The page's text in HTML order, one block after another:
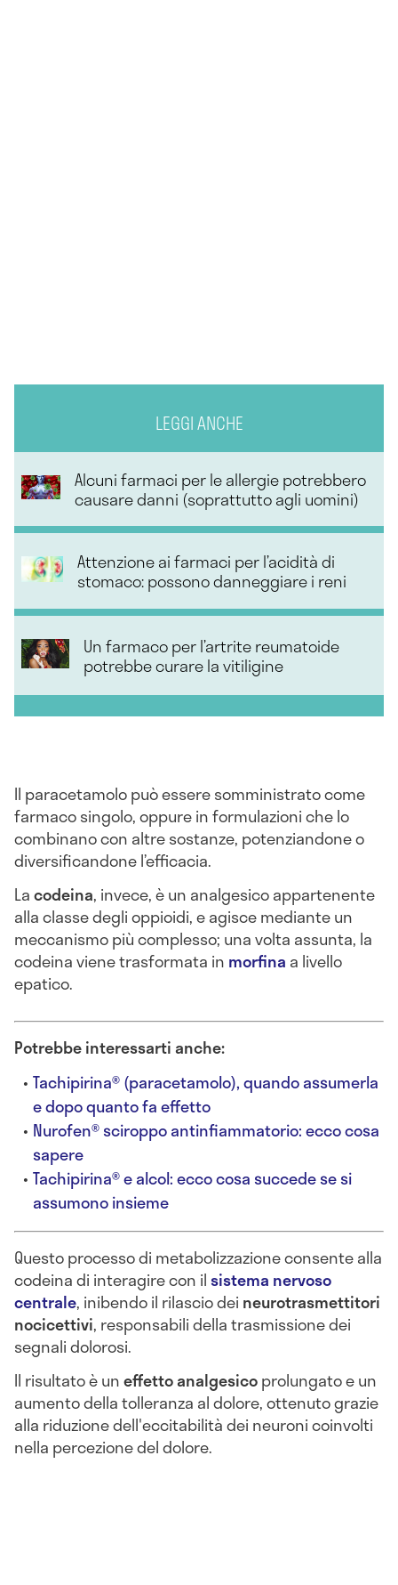
LEGGI ANCHE
Alcuni farmaci per le allergie potrebbero
causare danni (soprattutto agli uomini)
Attenzione ai farmaci per l’acidità di
stomaco: possono danneggiare i reni
Un farmaco per l’artrite reumatoide
potrebbe curare la vitiligine
Il paracetamolo può essere somministrato come
farmaco singolo, oppure in formulazioni che lo
combinano con altre sostanze, potenziandone o
diversificandone l’efficacia.
Lacodeina, invece, è un analgesico appartenente
alla classe degli oppioidi, e agisce mediante un
meccanismo più complesso; una volta assunta, la
codeina viene trasformata in morfina a livello
epatico.
Potrebbe interessarti anche:
Tachipirina® (paracetamolo), quando assumerla
e dopo quanto fa effetto
Nurofen® sciroppo antinfiammatorio: ecco cosa
sapere
Tachipirina® e alcol: ecco cosa succede se si
assumono insieme
Questo processo di metabolizzazione consente alla
codeina di interagire con ilsistema nervoso
centrale, inibendo il rilascio dei neurotrasmettitori
nocicettivi, responsabili della trasmissione dei
segnali dolorosi.
Il risultato è uneffetto analgesicoprolungato e un
aumento della tolleranza al dolore, ottenuto grazie
alla riduzione dell'eccitabilità dei neuroni coinvolti
nella percezione del dolore.